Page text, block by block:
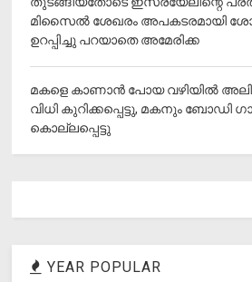
മിസൈല്‍ ശേഖരം അപകടരമായി
ഉറപ്പിച്ചു പറയാതെ അമേരിക്ക
മകളെ കാണാന്‍ പോയ വഴിയില്‍ അലി
വിധി കുറിക്കപ്പെട്ടു, മകനും ബോഡി
കൊല്ലപ്പെട്ടു
YEAR POPULAR